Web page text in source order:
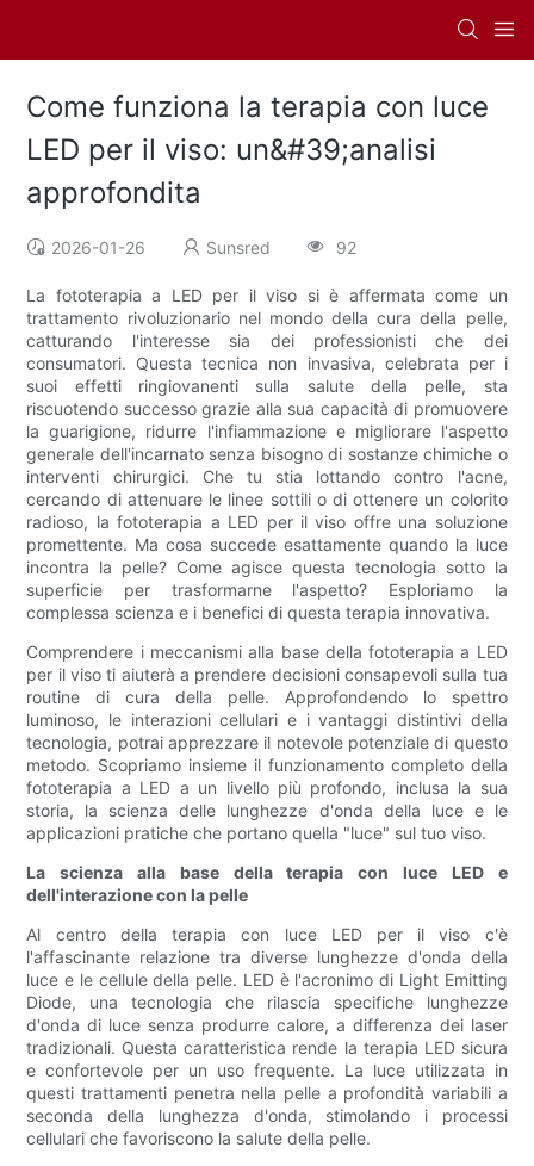
Come funziona la terapia con luce
LED per il viso: un&#39;analisi
approfondita
2026-01-26 Sunsred 92
La fototerapia a LED per il viso si è affermata come un
trattamento rivoluzionario nel mondo della cura della pelle,
catturando l'interesse sia dei professionisti che dei
consumatori. Questa tecnica non invasiva, celebrata per i
suoi effetti ringiovanenti sulla salute della pelle, sta
riscuotendo successo grazie alla sua capacità di promuovere
la guarigione, ridurre l'infiammazione e migliorare l'aspetto
generale dell'incarnato senza bisogno di sostanze chimiche o
interventi chirurgici. Che tu stia lottando contro l'acne,
cercando di attenuare le linee sottili o di ottenere un colorito
radioso, la fototerapia a LED per il viso offre una soluzione
promettente. Ma cosa succede esattamente quando la luce
incontra la pelle? Come agisce questa tecnologia sotto la
superficie per trasformarne l'aspetto? Esploriamo la
complessa scienza e i benefici di questa terapia innovativa.
Comprendere i meccanismi alla base della fototerapia a LED
per il viso ti aiuterà a prendere decisioni consapevoli sulla tua
routine di cura della pelle. Approfondendo lo spettro
luminoso, le interazioni cellulari e i vantaggi distintivi della
tecnologia, potrai apprezzare il notevole potenziale di questo
metodo. Scopriamo insieme il funzionamento completo della
fototerapia a LED a un livello più profondo, inclusa la sua
storia, la scienza delle lunghezze d'onda della luce e le
applicazioni pratiche che portano quella "luce" sul tuo viso.
La scienza alla base della terapia con luce LED e
dell'interazione con la pelle
Al centro della terapia con luce LED per il viso c'è
l'affascinante relazione tra diverse lunghezze d'onda della
luce e le cellule della pelle. LED è l'acronimo di Light Emitting
Diode, una tecnologia che rilascia specifiche lunghezze
d'onda di luce senza produrre calore, a differenza dei laser
tradizionali. Questa caratteristica rende la terapia LED sicura
e confortevole per un uso frequente. La luce utilizzata in
questi trattamenti penetra nella pelle a profondità variabili a
seconda della lunghezza d'onda, stimolando i processi
cellulari che favoriscono la salute della pelle.